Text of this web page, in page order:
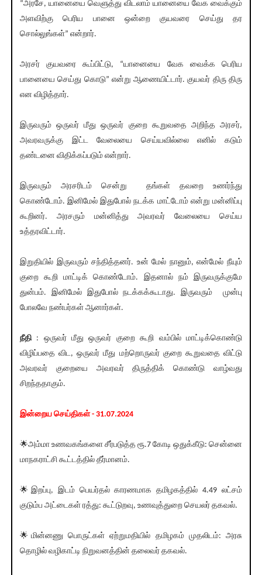
“அரசே, யானையை வெளுத்து விடலாம் யானையை வேக வைக்கும்
அளவிற்கு பெரிய பானை ஒன்றை குயவரை செய்து தர
சொல்லுங்கள்” என்றார்.
அரசர் குயவரை கூப்பிட்டு, “யானையை வேக வைக்க பெரிய
பானையை செய்து கொடு” என்று ஆணையிட்டார். குயவர் திரு திரு
என விழித்தார்.
இருவரும் ஒருவர் மீது ஒருவர் குறை கூறுவதை அறிந்த அரசர்,
அவரவருக்கு இட்ட வேலையை செய்யவில்லை எனில் கடும்
தண்டனை விதிக்கப்படும் என்றார்.
இருவரும் அரசரிடம் சென்று தங்கள் தவறை உணர்ந்து
கொண்டோம். இனிமேல் இதுபோல் நடக்க மாட்டோம் என்று மன்னிப்பு
கூறினர். அரசரும் மன்னித்து அவரவர் வேலையை செய்ய
உத்தரவிட்டார்.
இறுதியில் இருவரும் சந்தித்தனர். உன் மேல் நானும், என்மேல் நீயும்
குறை கூறி மாட்டிக் கொண்டோம். இதனால் நம் இருவருக்குமே
துன்பம். இனிமேல் இதுபோல் நடக்கக்கூடாது. இருவரும் முன்பு
போலவே நண்பர்கள் ஆனார்கள்.
நீதி: ஒருவர் மீது ஒருவர் குறை கூறி வம்பில் மாட்டிக்கொண்டு
விழிப்பதை விட, ஒருவர் மீது மற்றொருவர் குறை கூறுவதை விட்டு
அவரவர் குறையை அவரவர் திருத்திக் கொண்டு வாழ்வது
சிறந்ததாகும்.
இன்றைய செய்திகள் - 31.07.2024
🌟அம்மா உணவகங்களை சீர்படுத்த ரூ.7 கோடி ஒதுக்கீடு: சென்னை
மாநகராட்சி கூட்டத்தில் தீர்மானம்.
🌟இறப்பு, இடம் பெயர்தல் காரணமாக தமிழகத்தில் 4.49 லட்சம்
குடும்ப அட்டைகள் ரத்து: கூட்டுறவு, உணவுத்துறை செயலர் தகவல்.
🌟மின்னணு பொருட்கள் ஏற்றுமதியில் தமிழகம் முதலிடம்: அரசு
தொழில் வழிகாட்டி நிறுவனத்தின் தலைவர் தகவல்.